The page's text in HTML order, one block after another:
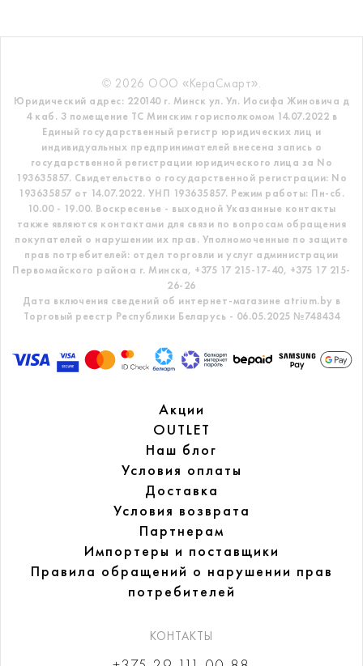
© 2026 ООО «КераСмарт».
Юридический адрес: 220140 г. Минск ул. Ул. Иосифа Жиновича д
4 каб. 3 помещение ТС Минским горисполкомом 14.07.2022 в
Единый государственный регистр юридических лиц и
индивидуальных предпринимателей внесена запись о
государственной регистрации юридического лица за No
193635857. Свидетельство о государственной регистрации: No
193635857 от 14.07.2022. УНП 193635857. Режим работы: Пн-сб.
10.00 - 19.00. Воскресенье - выходной Указанные контакты
также являются контактами для связи по вопросам обращения
покупателей о нарушении их прав. Уполномоченные по защите
прав потребителей: отдел торговли и услуг администрации
Первомайского района г. Минска, +375 17 215-17-40, +375 17 215-
26-26
Дата включения сведений об интернет-магазине atrium.by в
Торговый реестр Республики Беларусь - 06.05.2025 №748434
Акции
OUTLET
Наш блог
Условия оплаты
Доставка
Условия возврата
Партнерам
Импортеры и поставщики
Правила обращений о нарушении прав
потребителей
КОНТАКТЫ